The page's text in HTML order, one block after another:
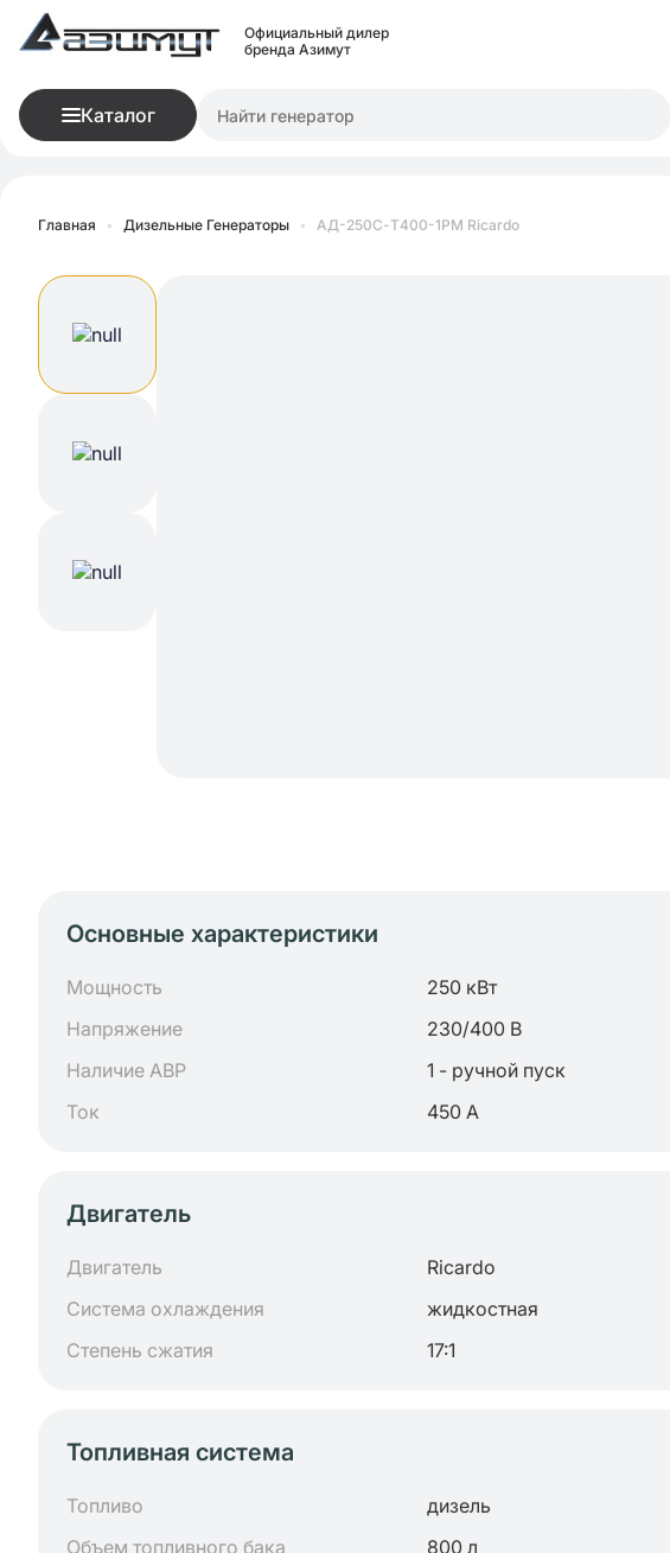
Официальный дилер
бренда Азимут
Каталог
Главная • Дизельные Генераторы • АД-250С-Т400-1РМ Ricardo
Основные характеристики
Мощность 250 кВт
Напряжение
230/400 В
Наличие АВР
1 - ручной пуск
Ток
450 А
Двигатель
Двигатель Ricardo
Система охлаждения
жидкостная
Степень сжатия
17:1
Топливная система
Топливо дизель
Объем топливного бака
800 л